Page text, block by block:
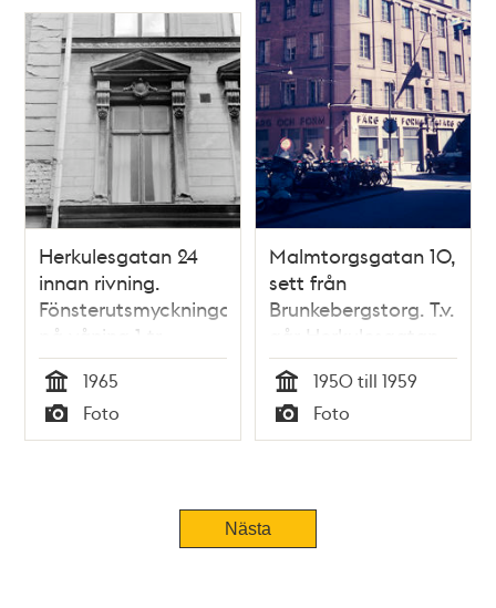
Herkulesgatan 24
innan rivning.
Fönsterutsmyckningar
på våning 1 tr,
mittaxeln ovanför
portgången.
Västligaste
fönsteraxeln
Tid
1965
Typ
Foto
Malmtorgsgatan 10,
sett från
Brunkebergstorg. T.v.
går Herkulesgatan
österut. Nuvarande
södra delen av
Gallerian
Tid
1950 till 1959
Typ
Foto
Nästa